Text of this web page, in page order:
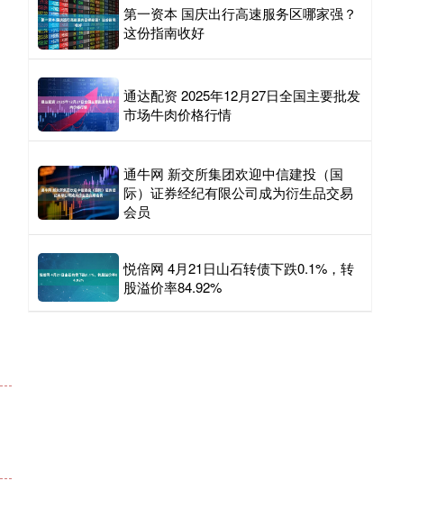
第一资本 国庆出行高速服务区哪家强？
这份指南收好
通达配资 2025年12月27日全国主要批发
市场牛肉价格行情
通牛网 新交所集团欢迎中信建投（国
际）证券经纪有限公司成为衍生品交易
会员
悦倍网 4月21日山石转债下跌0.1%，转
股溢价率84.92%